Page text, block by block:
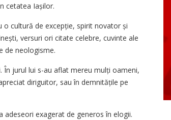
cetatea Iașilor.
o cultură de excepție, spirit novator și
versuri ori citate celebre, cuvinte ale
de neologisme.
În jurul lui s-au aflat mereu mulți oameni,
diriguitor, sau în demnitățile pe
exagerat de generos în elogii.